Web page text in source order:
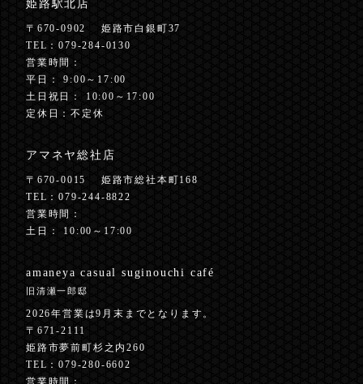
姫路駅北店
〒670-0902
姫路市白銀町37
TEL：079-284-0130
営業時間：
平日： 9:00～17:00
土日祝日： 10:00～17:00
定休日：不定休
アマネヤ総社店
〒670-0015
姫路市総社本町168
TEL：079-244-8822
営業時間：
土日： 10:00～17:00
amaneya casualsuginouchi café
旧清瀬一郎邸
2026年営業は9月末までとなります。
〒671-2111
姫路市夢前町杉之内260
TEL：079-280-6602